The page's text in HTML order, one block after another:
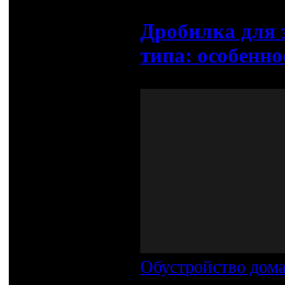
Дробилка для
типа:
Обустройство дома